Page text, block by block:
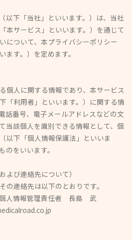
以下「当社」といいます。）は、当社
本サービス」といいます。）を通じて
について、本プライバシーポリシー
ます。）を定めます。
個人に関する情報であり、本サービス
「利用者」といいます。）に関する情
話番号、電子メールアドレスなどの文
当該個人を識別できる情報として、個
以下「個人情報保護法」といいま
のをいいます。
び連絡先について）
の連絡先は以下のとおりです。
個人情報管理責任者 長島 武